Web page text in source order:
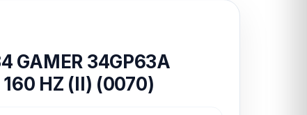
GAMER 34GP63A
160 HZ (II) (0070)